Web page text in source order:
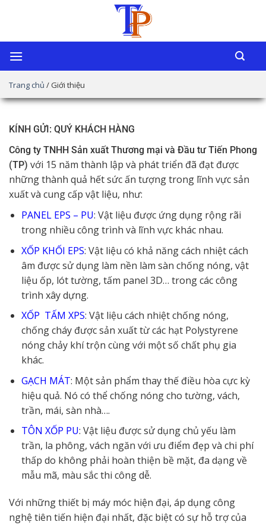
dung
Trang chủ / Giới thiệu
KÍNH GỬI: QUÝ KHÁCH HÀNG
Công ty TNHH Sản xuất Thương mại và Đầu tư Tiến Phong
(TP) với 15 năm thành lập và phát triển đã đạt được
những thành quả hết sức ấn tượng trong lĩnh vực sản
xuất và cung cấp vật liệu, như:
PANEL EPS – PU: Vật liệu được ứng dụng rộng rãi
trong nhiều công trình và lĩnh vực khác nhau.
XỐP KHỐI EPS: Vật liệu có khả năng cách nhiệt cách
âm được sử dụng làm nền làm sàn chống nóng, vật
liệu ốp, lót tường, tấm panel 3D… trong các công
trình xây dựng.
XỐP TẤM XPS: Vật liệu cách nhiệt chống nóng,
chống cháy được sản xuất từ các hạt Polystyrene
nóng chảy khí trộn cùng với một số chất phụ gia
khác.
GẠCH MÁT: Một sản phẩm thay thế điều hòa cực kỳ
hiệu quả. Nó có thể chống nóng cho tường, vách,
trần, mái, sàn nhà….
TÔN XỐP PU: Vật liệu được sử dụng chủ yếu làm
trần, la phông, vách ngăn với ưu điểm đẹp và chi phí
thấp do không phải hoàn thiện bề mặt, đa dạng về
mẫu mã, màu sắc thi công dễ.
Với những thiết bị máy móc hiện đại, áp dụng công
nghệ tiên tiến hiện đại nhất, đặc biệt có sự hỗ trợ của